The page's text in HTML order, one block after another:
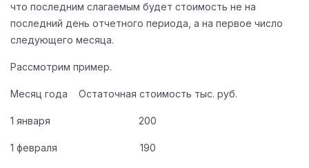
что последним слагаемым будет стоимость не на
последний день отчетного периода, а на первое число
следующего месяца.
Рассмотрим пример.
Месяц года Остаточная стоимость тыс. руб.
1 января 200
1 февраля 190